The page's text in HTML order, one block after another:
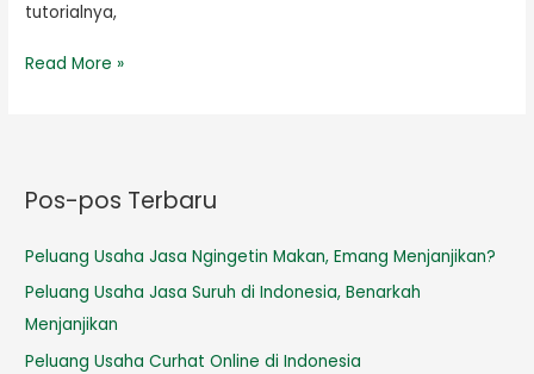
tutorialnya,
Read More »
Pos-pos Terbaru
Peluang Usaha Jasa Ngingetin Makan, Emang Menjanjikan?
Peluang Usaha Jasa Suruh di Indonesia, Benarkah
Menjanjikan
Peluang Usaha Curhat Online di Indonesia